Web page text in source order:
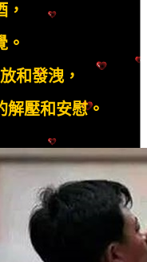
，
。
和發洩，
壓和安慰。